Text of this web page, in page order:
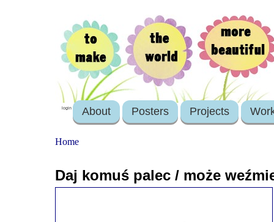
login About Posters Projects
Home
Daj komuś palec / może